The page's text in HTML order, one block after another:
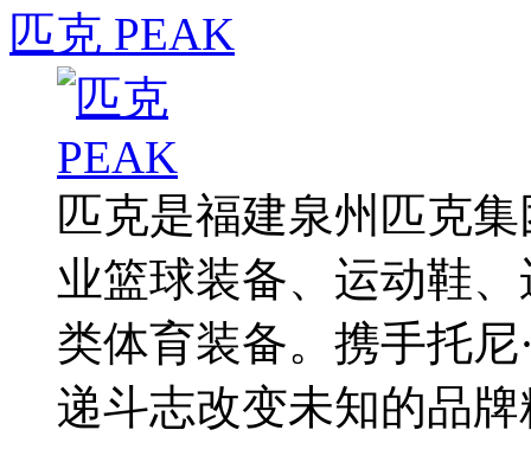
匹克 PEAK
匹克是福建泉州匹克
业篮球装备、运动鞋
类体育装备。携手托
递斗志改变未知的品牌